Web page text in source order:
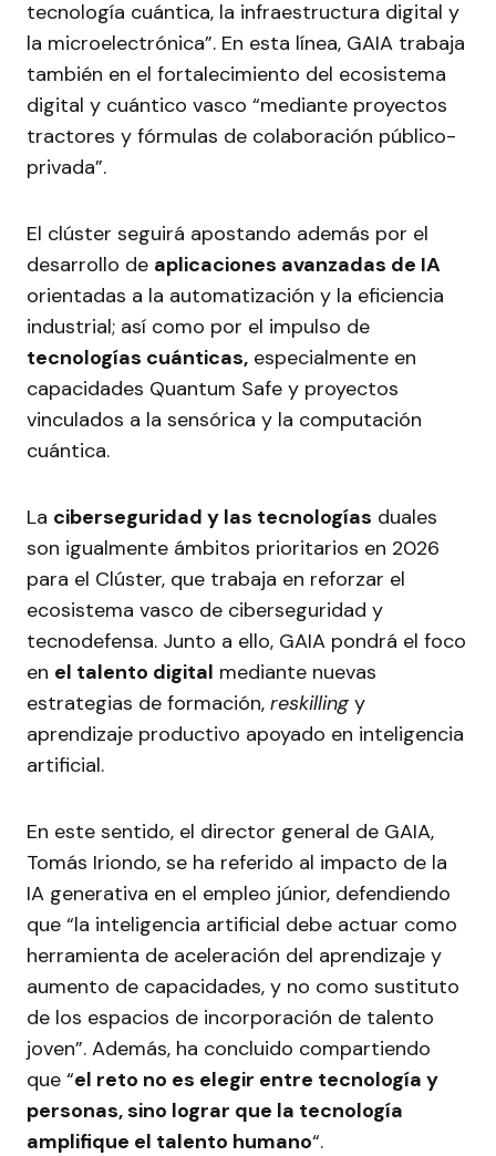
tecnología cuántica, la infraestructura digital y
la microelectrónica”. En esta línea, GAIA trabaja
también en el fortalecimiento del ecosistema
digital y cuántico vasco “mediante proyectos
tractores y fórmulas de colaboración público-
privada”.
El clúster seguirá apostando además por el
desarrollo de aplicaciones avanzadas de IA
orientadas a la automatización y la eficiencia
industrial; así como por el impulso de
tecnologías cuánticas, especialmente en
capacidades Quantum Safe y proyectos
vinculados a la sensórica y la computación
cuántica.
La ciberseguridad y las tecnologías duales
son igualmente ámbitos prioritarios en 2026
para el Clúster, que trabaja en reforzar el
ecosistema vasco de ciberseguridad y
tecnodefensa. Junto a ello, GAIA pondrá el foco
en el talento digital mediante nuevas
estrategias de formación, reskillingy
aprendizaje productivo apoyado en inteligencia
artificial.
En este sentido, el director general de GAIA,
Tomás Iriondo, se ha referido al impacto de la
IA generativa en el empleo júnior, defendiendo
que “la inteligencia artificial debe actuar como
herramienta de aceleración del aprendizaje y
aumento de capacidades, y no como sustituto
de los espacios de incorporación de talento
joven”. Además, ha concluido compartiendo
que “el reto no es elegir entre tecnología y
personas, sino lograr que la tecnología
amplifique el talento humano“.